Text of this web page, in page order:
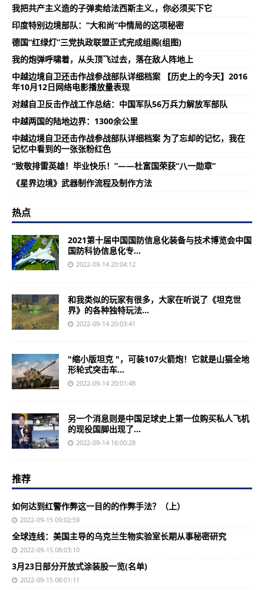
我把共产主义造的子弹卖给法西斯主义,，你必须买下它
印度特别边境部队：“大和尚”中情局的这项秘密
德国“红绿灯”三党执政联盟正式完成组阁(组图)
我的炮弹呼啸着，从头顶飞过去，落在敌人阵地上
中越边境自卫还击作战参战部队详细档案 【历史上的今天】2016
年10月12日网络电影播放量表现
对越自卫反击作战工作总结：中国军队56万兵力解放军部队
中越两国的陆地边界：1300余公里
中越边境自卫还击作战参战部队详细档案 为了忘却的记忆，我在
记忆中看到的一张张粉红色
“致敬排雷英雄！毕业快乐！”——杜富国荣获“八一勋章”
《星界边境》武器制作流程及制作方法
热点
2021第十届中国国防信息化装备与技术博览会中国
国防科协信息化专...
2022-09-14 20:04:12
和我类似的玩家有很多，大家在听说了《坦克世
界》的各种独特玩法...
2022-09-14 20:03:41
"缩小版坦克 "，可装107火箭炮！它就是山猫全地
形轮式突击车...
2022-09-14 20:01:48
另一个消息则是中国足球史上第一位购买私人飞机
的现役国脚出现了...
2022-09-14 16:00:28
推荐
如何达到红警作弊这一目的的作弊手法？（上）
2022-09-15 09:02:59
全球连线：美国主导的乌克兰生物实验室长期从事秘密研究
2022-09-15 08:03:10
3月23日部分开放式涂装股一览(名单)
2022-09-15 08:01:11